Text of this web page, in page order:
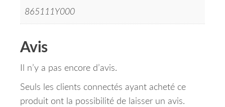
865111Y000
Avis
Il n’y a pas encore d’avis.
Seuls les clients connectés ayant acheté ce
produit ont la possibilité de laisser un avis.